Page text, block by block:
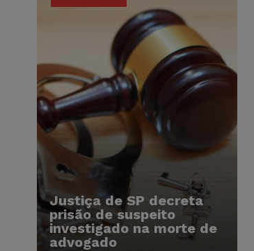
Justiça de SP decreta
prisão de suspeito
investigado na morte de
advogado